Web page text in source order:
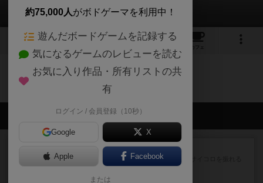
4 6
カフェ
ブーンレイクのトップに戻る
会員の新しい投稿
街コロ通
街コロとの違いは初めから二つサイコロを振れる
など、少しの違いはあるけれ...
約3時間前
約75,000人がボドゲーマを利用中！
遊んだボードゲームを記録する
気になるゲームのレビューを読む
お気に入り作品・所有リストの共
有
ログイン / 会員登録（10秒）
Google X
Apple Facebook
または